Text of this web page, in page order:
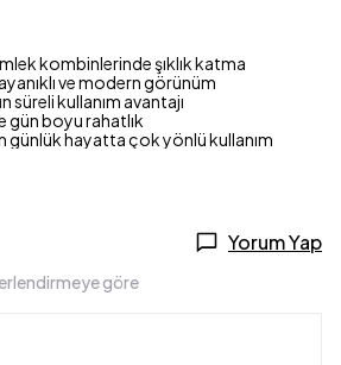
kombinlerinde şıklık katma
ve modern görünüm
süreli kullanım avantajı
gün boyu rahatlık
günlük hayatta çok yönlü kullanım
Yorum Yap
göre